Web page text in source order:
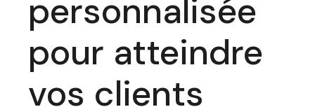
personnalisée
pour atteindre
vos clients